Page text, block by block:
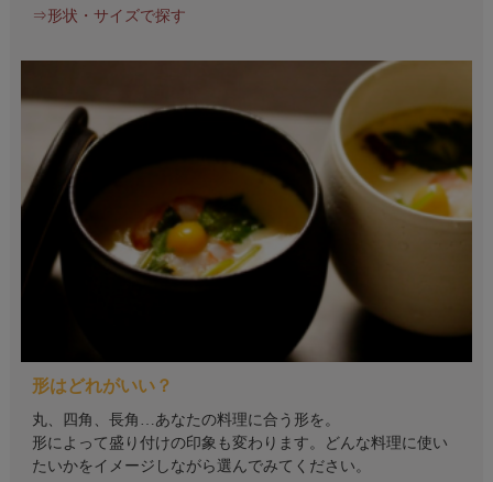
⇒形状・サイズで探す
形はどれがいい？
丸、四角、長角…あなたの料理に合う形を。
形によって盛り付けの印象も変わります。どんな料理に使い
たいかをイメージしながら選んでみてください。